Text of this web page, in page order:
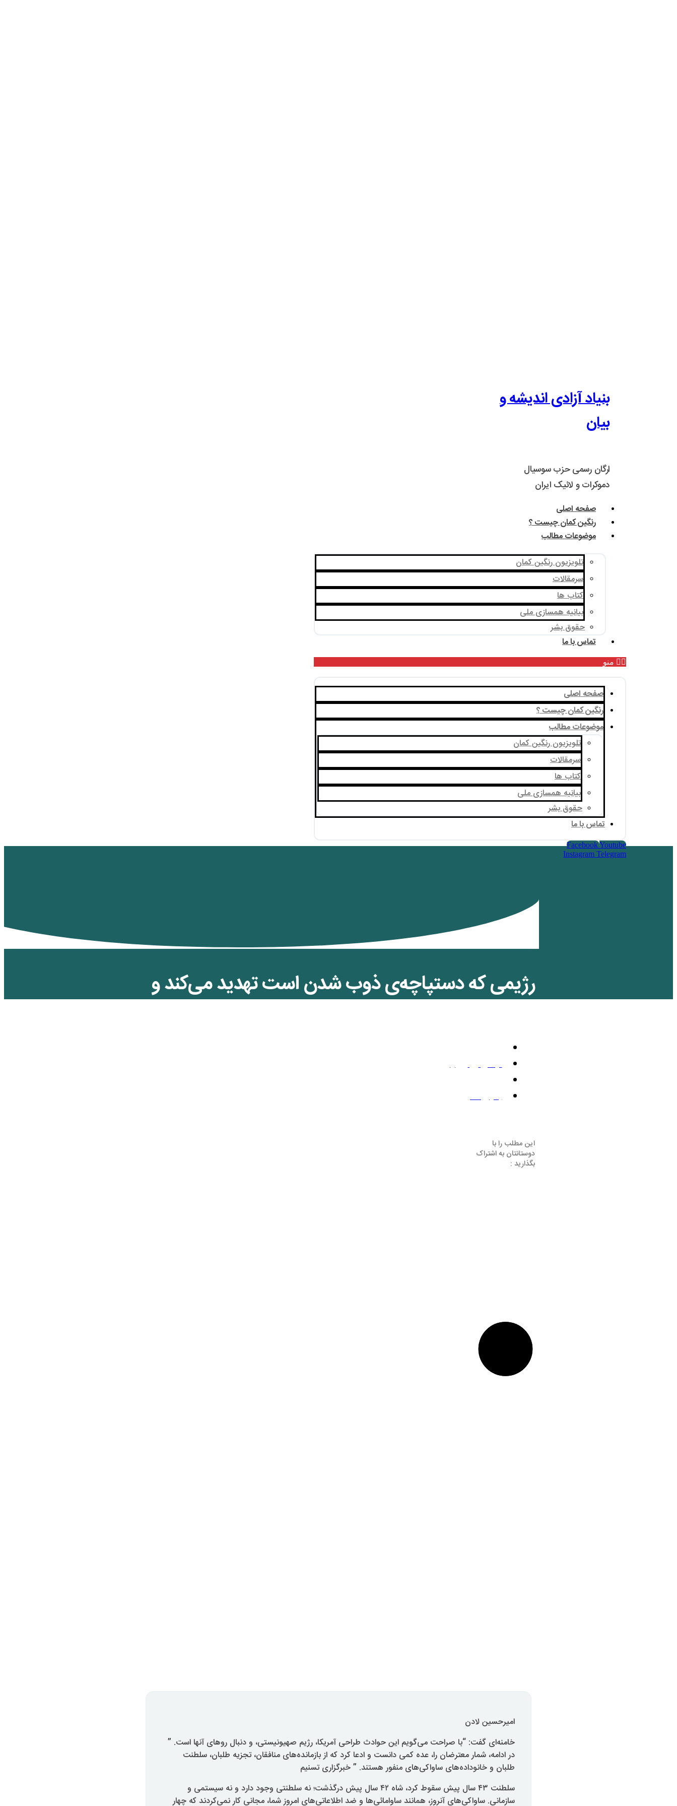
بنیاد آزادی اندیشه و
بیان
ارگان رسمی حزب سوسیال
دموکرات و لائیک ایران
صفحه اصلی
رنگین کمان چیست ؟
موضوعات مطالب
تلویزیون رنگین کمان
سرمقالات
کتاب ها
بیانیه همسازی ملی
حقوق بشر
تماس با ما
منو
صفحه اصلی
رنگین کمان چیست ؟
موضوعات مطالب
تلویزیون رنگین کمان
سرمقالات
کتاب ها
بیانیه همسازی ملی
حقوق بشر
تماس با ما
FacebookYoutube
Instagram Telegram
رژیمی که دستپاچه‌ی ذوب شدن است تهدید می‌کند و
نوامبر 2, 2022
بدون نظر
این مطلب را با
دوستانتان به اشتراک
بگذارید :
امیرحسین لادن
خامنه‌ای گفت: “با صراحت می‌گویم این حوادث طراحی آمریکا، رژیم صهیونیستی، و دنبال روهای آنها است. ”
در ادامه، شمار معترضان را، عده کمی دانست و ادعا کرد که از بازمانده‌های منافقان، تجزیه طلبان، سلطنت
طلبان و خانوداده‌های ساواکی‌های منفور هستند. ” خبرگزاری تسنیم
سلطنت ۴۳ سال پیش سقوط کرد، شاه ۴۲ سال پیش درگذشت؛ نه سلطنتی وجود دارد و نه سیستمی و
سازمانی. ساواکی‌های آنروز، همانند ساوامائی‌ها و ضد اطلاعاتی‌های امروز شما، مجانی کار نمی‌کردند که چهار